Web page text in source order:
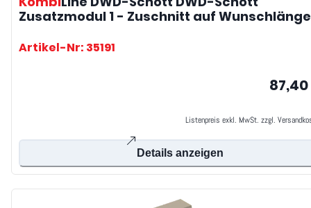
Zusatzmodul 1 - Zuschnitt auf Wunschlänge
Artikel-Nr: 35191
Listenpreis exkl. MwSt. zzgl.
Details anzeigen